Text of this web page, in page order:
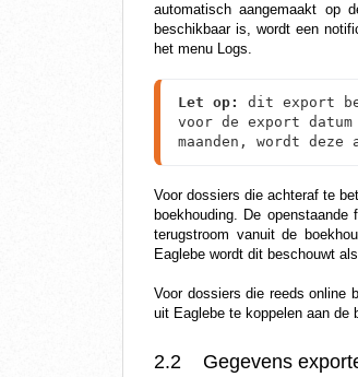
automatisch aangemaakt op
beschikbaar is, wordt een
het menu Logs.
Let op:
dit export
voor de export
maanden, wordt
Voor dossiers die achteraf te
boekhouding. De
terugstroom vanuit de
Eaglebe wordt dit beschouwt
Voor dossiers die reeds online
uit Eaglebe te koppelen aan de
2.2 Gegevens